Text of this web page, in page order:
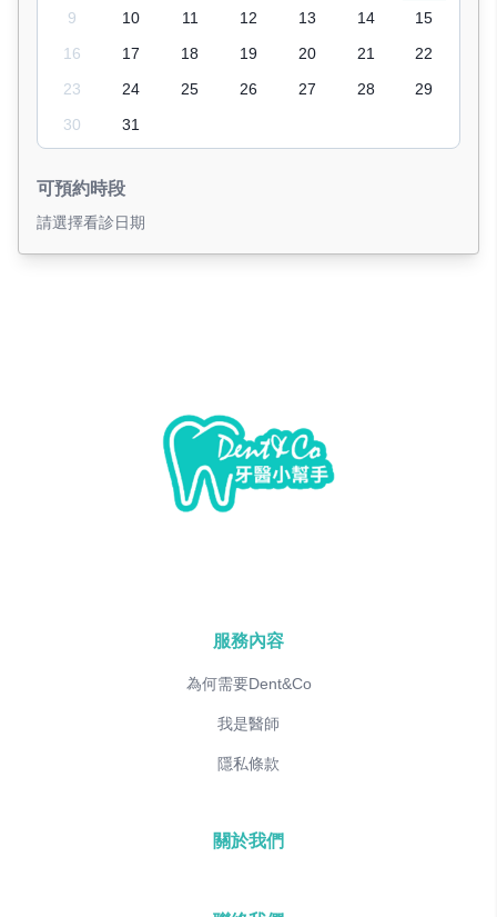
9
10 11 12 13 14
15
16
17 18 19 20 21
22
23
24 25 26 27 28
29
30
31
可預約時段
請選擇看診日期
服務內容
為何需要Dent&Co
我是醫師
隱私條款
關於我們